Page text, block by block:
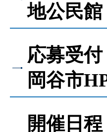
地公民館
応募受
岡谷市
開催日